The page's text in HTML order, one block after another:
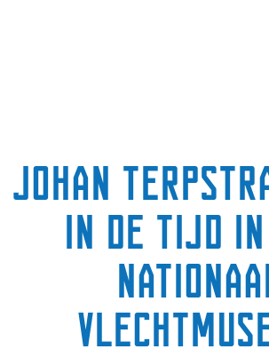
Johan
in de tijd